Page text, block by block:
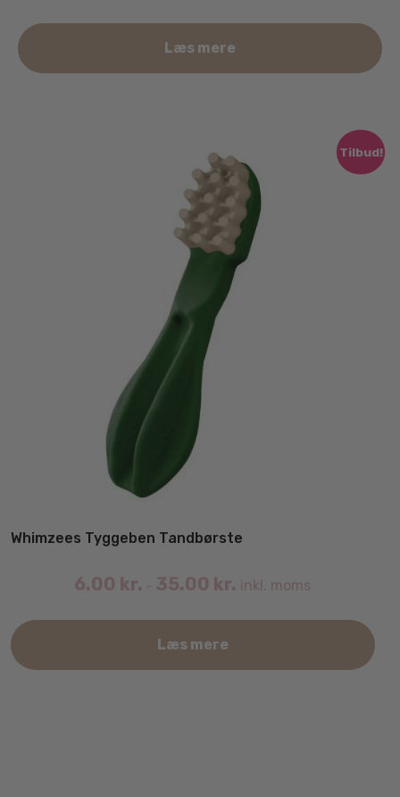
Læs mere
Tilbud!
Whimzees Tyggeben Tandbørste
6.00 kr. – 35.00 kr. inkl. moms
Læs mere